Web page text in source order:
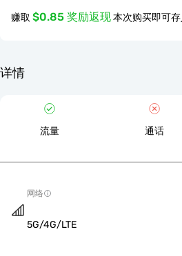
赚取 $0.85 奖励返现本次购买即可
详情
流量 通话
网络
5G/4G/LTE